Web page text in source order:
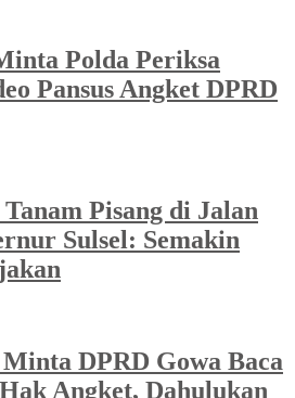
Polda Periksa
Pansus Angket DPRD
Pisang di Jalan
Sulsel: Semakin
DPRD Gowa Baca
Angket, Dahulukan